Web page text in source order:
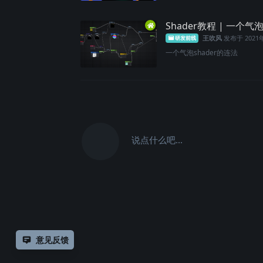
意见反馈
Shader教程 | 一个气
研发前线 王吹风 发布于2021
一个气泡shader的连法
说点什么吧...